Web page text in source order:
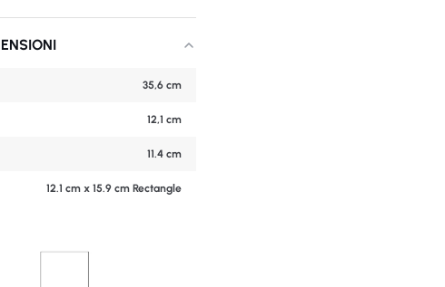
35,6 cm
12,1 cm
11.4 cm
12.1 cm x 15.9 cm Rectangle